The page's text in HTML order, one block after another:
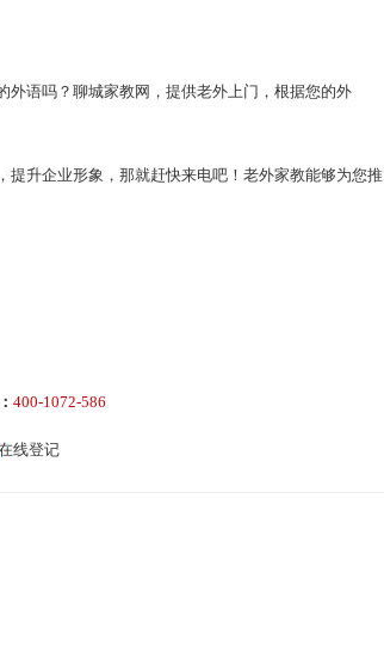
外语吗？聊城家教网，提供老外上门，根据您的外
提升企业形象，那就赶快来电吧！老外家教能够为您推
400-1072-586
线登记